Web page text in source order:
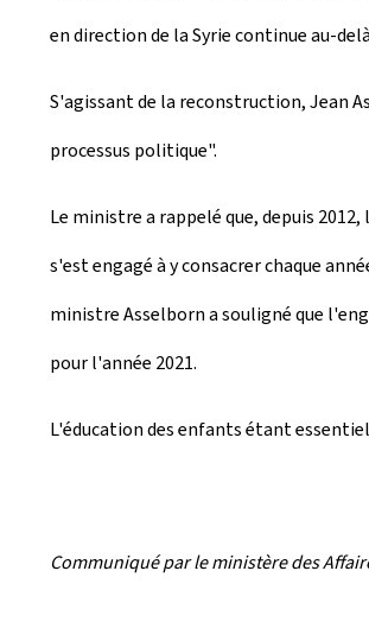
en direction de la Syrie continue au-
S'agissant de la reconstruction, Jean
processus politique".
Le ministre a rappelé que, depuis
s'est engagé à y consacrer chaque
ministre Asselborn a souligné que
pour l'année 2021.
L'éducation des enfants étant
Communiqué par le ministère des